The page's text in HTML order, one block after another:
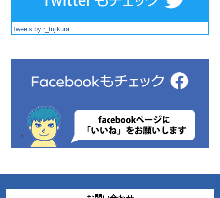
Tweets by r_fujikura